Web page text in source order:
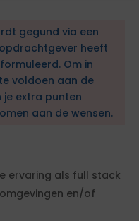
gegund via een
heeft
Om in
voldoen aan de
je extra punten
aan de wensen.
ervaring als full stack
en/of